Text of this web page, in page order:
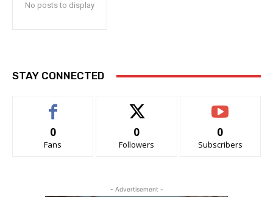
No posts to display
STAY CONNECTED
0
Fans
0
Followers
0
Subscribers
- Advertisement -